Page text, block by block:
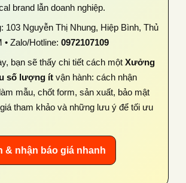
brand lẫn doanh nghiệp.
103 Nguyễn Thị Nhung, Hiệp Bình, Thủ
Zalo/Hotline: 0972107109
bạn sẽ thấy chi tiết cách một Xưởng
số lượng ít vận hành: cách nhận
mẫu, chốt form, sản xuất, bảo mật
tham khảo và những lưu ý để tối ưu
& nhận báo giá nhanh